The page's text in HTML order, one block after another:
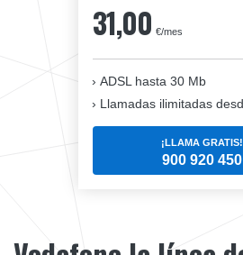
31,00 €/mes
ADSL hasta 30 Mb
Llamadas ilimitadas
¡LLAMA GRATIS!
900 920 450